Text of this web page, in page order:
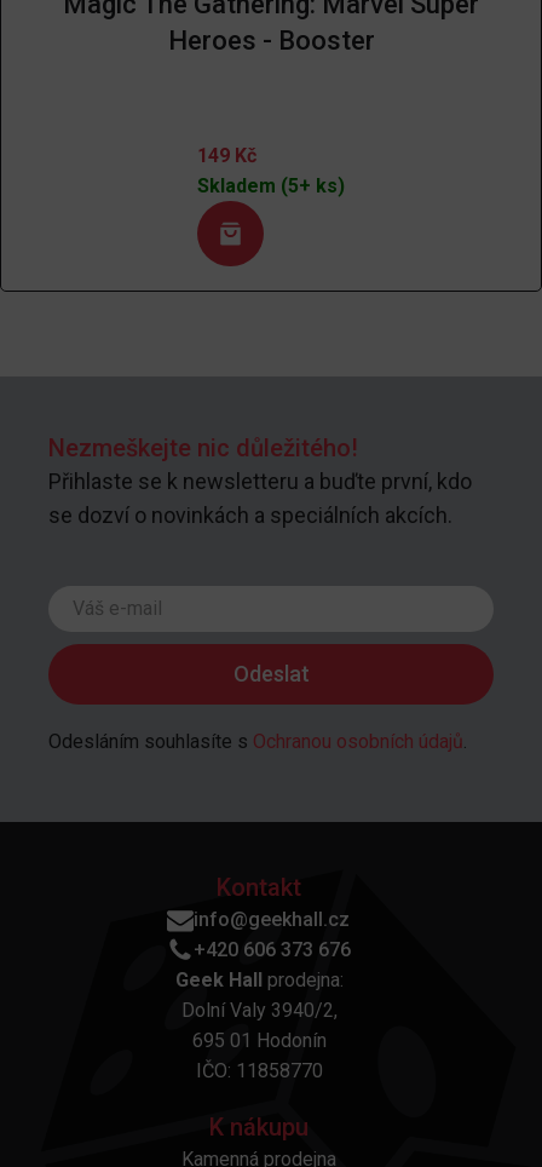
Heroes - Booster
149 Kč
Skladem (5+ ks)
Nezmeškejte nic důležitého!
Přihlaste se k newsletteru a buďte první, kdo
se dozví o novinkách a speciálních akcích.
Odesláním souhlasíte s Ochranou osobních údajů.
Kontakt
info@geekhall.cz
+420 606 373 676
Geek Hall
prodejna:
Dolní Valy 3940/2,
695 01 Hodonín
IČO: 11858770
K nákupu
Kamenná prodejna